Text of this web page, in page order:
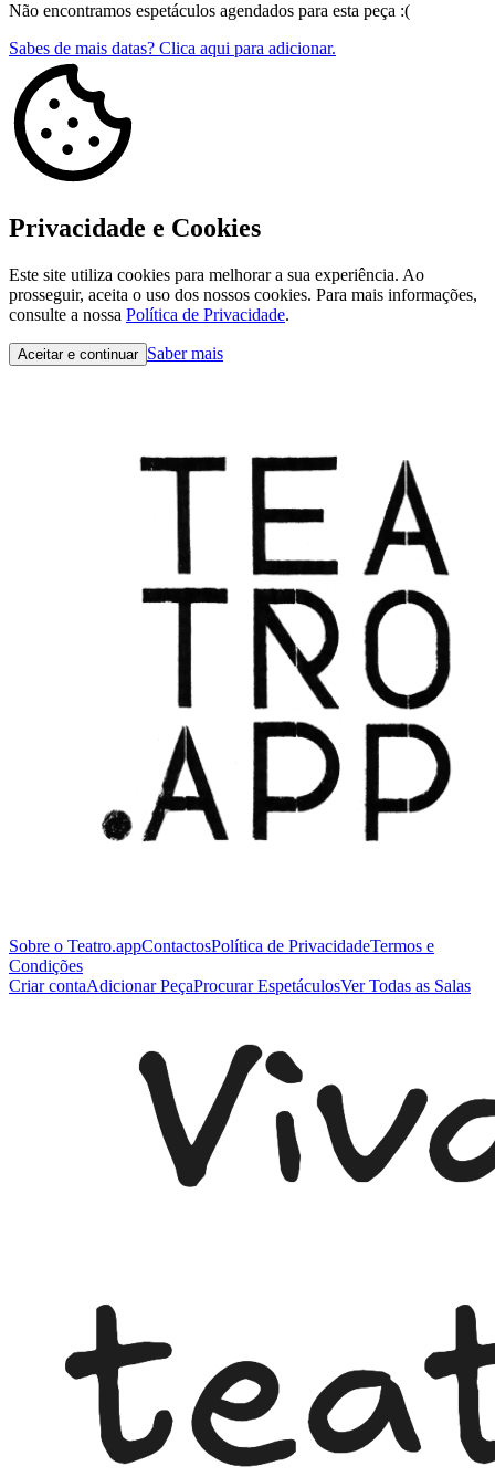
Não encontramos espetáculos agendados para esta peça :(
Sabes de mais datas? Clica aqui para adicionar.
Privacidade e Cookies
Este site utiliza cookies para melhorar a sua experiência. Ao
prosseguir, aceita o uso dos nossos cookies. Para mais informações,
consulte a nossa Política de Privacidade.
Aceitar e continuar Saber mais
Sobre o Teatro.appContactosPolítica de PrivacidadeTermos e
Condições
Criar contaAdicionar PeçaProcurar EspetáculosVer Todas as Salas